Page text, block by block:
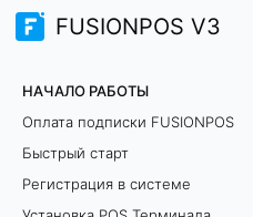
FUSIONPOS V3
НАЧАЛО РАБОТЫ
Оплата подписки FUSIONPOS
Быстрый старт
Регистрация в системе